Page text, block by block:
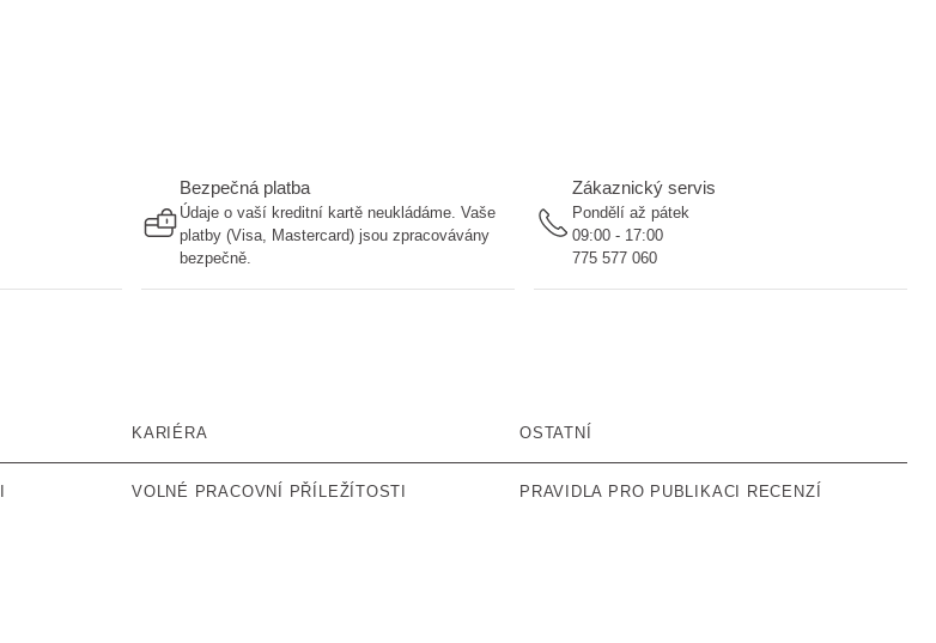
Bezpečná platba
Údaje o vaší kreditní kartě neukládáme. Vaše
platby (Visa, Mastercard) jsou zpracovávány
bezpečně.
Zákaznický servis
Pondělí až pátek
09:00 - 17:00
775 577 060
KARIÉRA
VOLNÉ PRACOVNÍ PŘÍLEŽÍTOSTI
OSTATNÍ
PRAVIDLA PRO PUBLIKACI RECENZÍ